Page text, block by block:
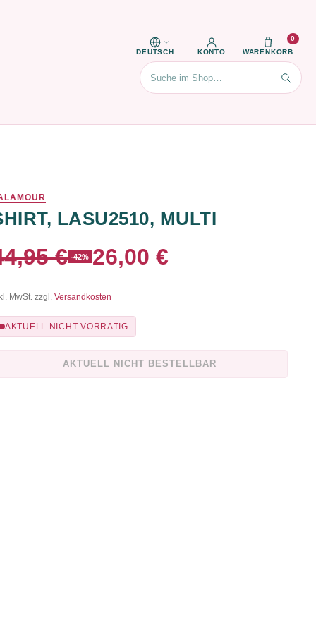
DEUTSCH KONTO WARENKORB
0
Suchen
LASU2510, MULTI
€ -42% 26,00 €
MwSt. zzgl. Versandkosten
AKTUELL NICHT VORRÄTIG
AKTUELL NICHT BESTELLBAR